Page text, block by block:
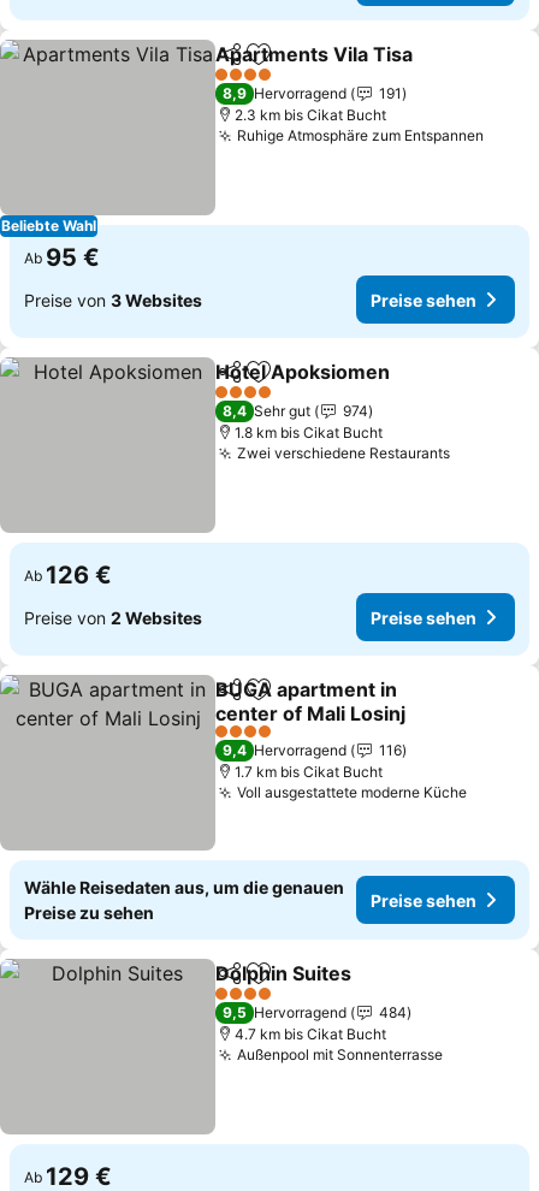
Beliebte Wahl
TeilenZu Favoriten hinzufügen
Apartments Vila Tisa
4 Sterne
8,9 Hervorragend
191
2.3 km bis Cikat Bucht
Ruhige Atmosphäre zum Entspannen
Ab 95 €
Preise von 3 Websites Preise sehen
TeilenZu Favoriten hinzufügen
Hotel Apoksiomen
4 Sterne
8,4 Sehr gut
974
1.8 km bis Cikat Bucht
Zwei verschiedene RestaurantsPreise
Ab 126 €
Preise von 2 Websites Preise sehen
TeilenZu Favoriten hinzufügen
BUGA apartment in
center of Mali Losinj
Preise sehen
4 Sterne
9,4 Hervorragend
116
1.7 km bis Cikat Bucht
Voll ausgestattete moderne KüchePreise
Wähle Reisedaten aus, um die genauen
Preise zu sehen
Preise sehen
TeilenZu Favoriten hinzufügen
Dolphin Suites
4 Sterne
9,5 Hervorragend
484
4.7 km bis Cikat Bucht
Außenpool mit SonnenterrassePreise
Ab 129 €